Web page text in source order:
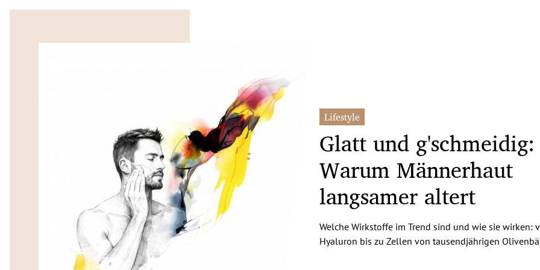
Lifestyle
Glatt und g'schmeidig:
Warum Männerhaut
langsamer altert
Welche Wirkstoffe im Trend sind und wie sie wirken:
Hyaluron bis zu Zellen von tausendjährigen